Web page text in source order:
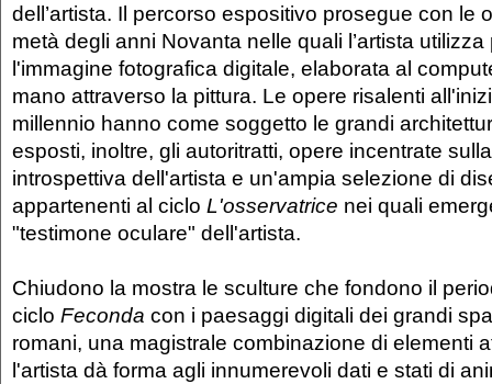
dell’artista. Il percorso espositivo prosegue con le
metà degli anni Novanta nelle quali l’artista
l'immagine fotografica digitale, elaborata al
mano attraverso la pittura. Le opere risalenti
millennio hanno come soggetto le grandi
esposti, inoltre, gli autoritratti, opere incentrate
introspettiva dell'artista e un'ampia selezione di
appartenenti al ciclo L'osservatrice nei quali
"testimone oculare" dell'artista.
Chiudono la mostra le sculture che fondono il
ciclo Feconda con i paesaggi digitali dei grandi
romani, una magistrale combinazione di elementi
l'artista dà forma agli innumerevoli dati e stati di